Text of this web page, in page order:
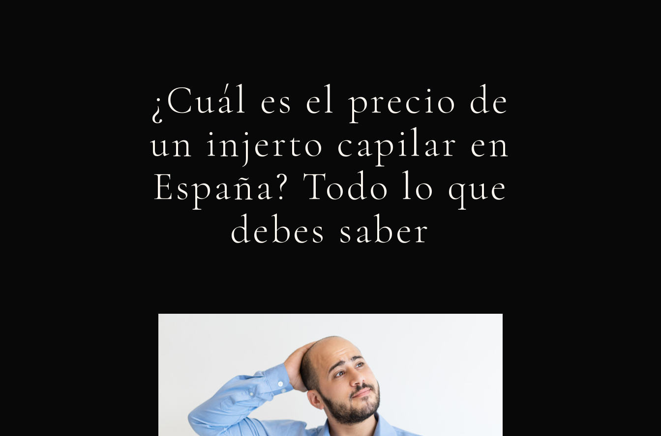
¿Cuál es el precio de
un injerto capilar en
España? Todo lo que
debes saber